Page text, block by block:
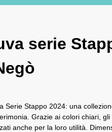
serie
Serie Stappo 2024: una
Grazie ai colori chiari,
anche per la loro utilità.